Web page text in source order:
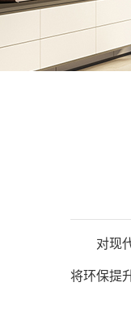
对现代
将环保提